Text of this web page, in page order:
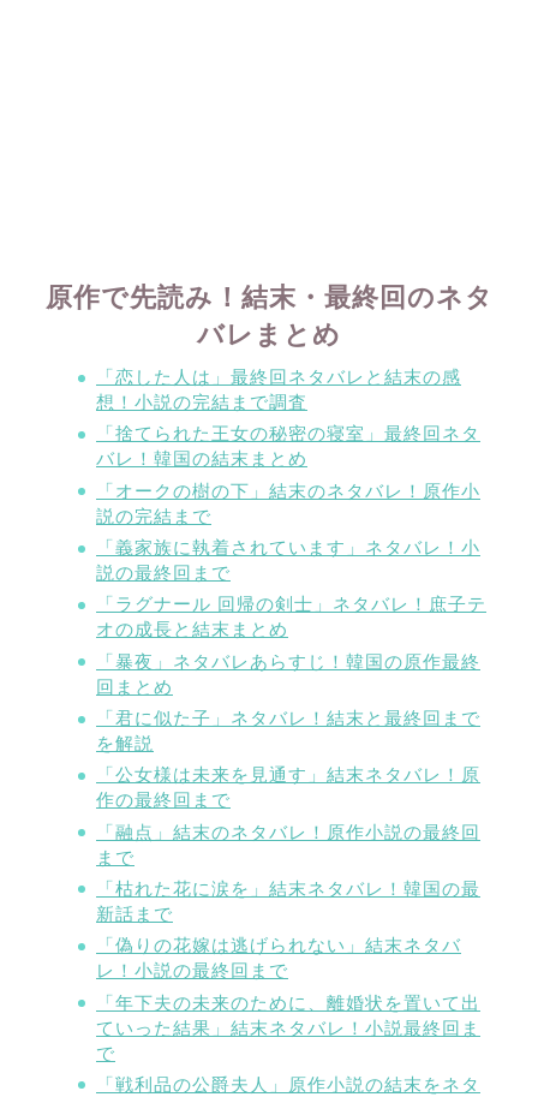
原作で先読み！結末・最終回のネタ
バレまとめ
「恋した人は」最終回ネタバレと結末の感
想！小説の完結まで調査
「捨てられた王女の秘密の寝室」最終回ネタ
バレ！韓国の結末まとめ
「オークの樹の下」結末のネタバレ！原作小
説の完結まで
「義家族に執着されています」ネタバレ！小
説の最終回まで
「ラグナール 回帰の剣士」ネタバレ！庶子テ
オの成長と結末まとめ
「暴夜」ネタバレあらすじ！韓国の原作最終
回まとめ
「君に似た子」ネタバレ！結末と最終回まで
を解説
「公女様は未来を見通す」結末ネタバレ！原
作の最終回まで
「融点」結末のネタバレ！原作小説の最終回
まで
「枯れた花に涙を」結末ネタバレ！韓国の最
新話まで
「偽りの花嫁は逃げられない」結末ネタバ
レ！小説の最終回まで
「年下夫の未来のために、離婚状を置いて出
ていった結果」結末ネタバレ！小説最終回ま
で
「戦利品の公爵夫人」原作小説の結末をネタ